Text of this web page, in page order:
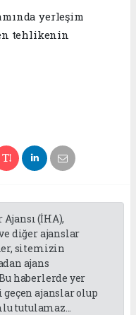
yerleşim
tehlikenin
(İHA),
diğer ajanslar
sitemizin
ajans
haberlerde yer
ajanslar olup
tutulamaz...